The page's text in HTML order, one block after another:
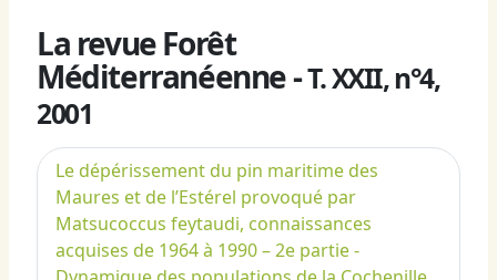
La revue Forêt
Méditerranéenne -T. XXII, n°4,
2001
Le dépérissement du pin maritime des
Maures et de l’Estérel provoqué par
Matsucoccus feytaudi, connaissances
acquises de 1964 à 1990 – 2e partie -